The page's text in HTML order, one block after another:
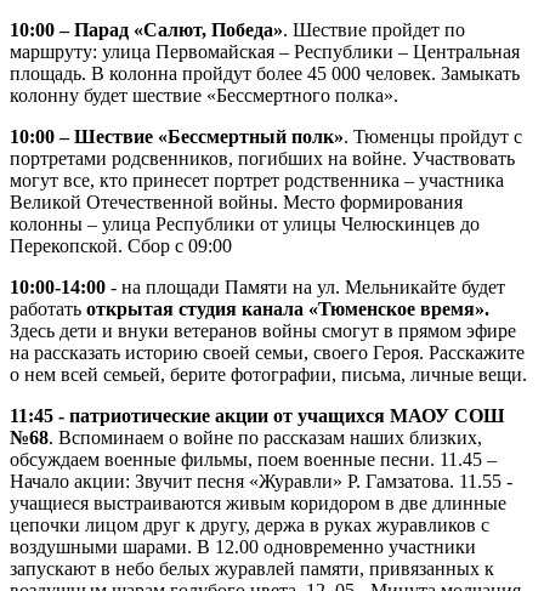
10:00 – Парад «Салют, Победа». Шествие пройдет по
маршруту: улица Первомайская – Республики – Центральная
площадь. В колонна пройдут более 45 000 человек. Замыкать
колонну будет шествие «Бессмертного полка».
10:00 – Шествие «Бессмертный полк». Тюменцы пройдут с
портретами родсвенников, погибших на войне. Участвовать
могут все, кто принесет портрет родственника – участника
Великой Отечественной войны. Место формирования
колонны – улица Республики от улицы Челюскинцев до
Перекопской. Сбор с 09:00
10:00-14:00 - на площади Памяти на ул. Мельникайте будет
работать открытая студия канала «Тюменское время».
Здесь дети и внуки ветеранов войны смогут в прямом эфире
на рассказать историю своей семьи, своего Героя. Расскажите
о нем всей семьей, берите фотографии, письма, личные вещи.
11:45 - патриотические акции от учащихся МАОУ СОШ
№68. Вспоминаем о войне по рассказам наших близких,
обсуждаем военные фильмы, поем военные песни. 11.45 –
Начало акции: Звучит песня «Журавли» Р. Гамзатова. 11.55 -
учащиеся выстраиваются живым коридором в две длинные
цепочки лицом друг к другу, держа в руках журавликов с
воздушными шарами. В 12.00 одновременно участники
запускают в небо белых журавлей памяти, привязанных к